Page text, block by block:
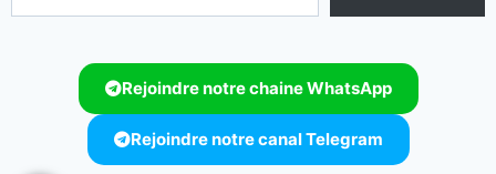
Rejoindre notre chaine WhatsApp
Rejoindre notre canal Telegram